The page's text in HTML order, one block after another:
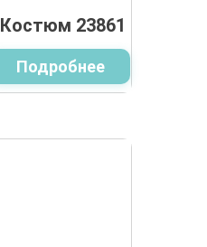
Костюм 23861
Подробнее